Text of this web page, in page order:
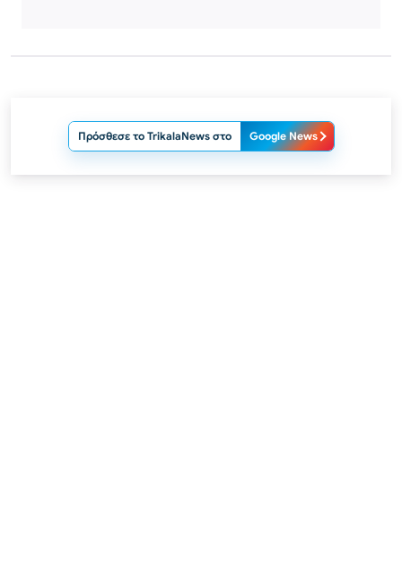
Πρόσθεσε το TrikalaNews στο Google News